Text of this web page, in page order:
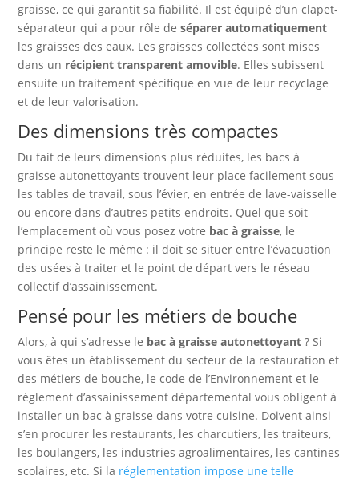
graisse, ce qui garantit sa fiabilité. Il est équipé d’un clapet-
séparateur qui a pour rôle deséparer automatiquement
les graisses des eaux. Les graisses collectées sont mises
dans un récipient transparent amovible. Elles subissent
ensuite un traitement spécifique en vue de leur recyclage
et de leur valorisation.
Des dimensions très compactes
Du fait de leurs dimensions plus réduites, les bacs à
graisse autonettoyants trouvent leur place facilement sous
les tables de travail, sous l’évier, en entrée de lave-vaisselle
ou encore dans d’autres petits endroits. Quel que soit
l’emplacement où vous posez votre bac à graisse, le
principe reste le même : il doit se situer entre l’évacuation
des usées à traiter et le point de départ vers le réseau
collectif d’assainissement.
Pensé pour les métiers de bouche
Alors, à qui s’adresse le bac à graisse autonettoyant ? Si
vous êtes un établissement du secteur de la restauration et
des métiers de bouche, le code de l’Environnement et le
règlement d’assainissement départemental vous obligent à
installer un bac à graisse dans votre cuisine. Doivent ainsi
s’en procurer les restaurants, les charcutiers, les traiteurs,
les boulangers, les industries agroalimentaires, les cantines
scolaires, etc. Si la réglementation impose une telle